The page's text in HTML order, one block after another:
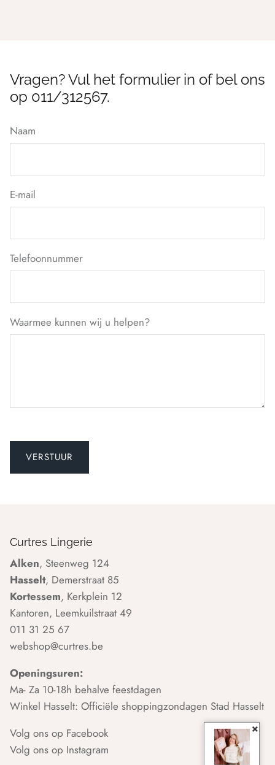
×
Vragen? Vul het formulier in of bel ons
op 011/312567.
Naam
E-mail
Telefoonnummer
Waarmee kunnen wij u helpen?
Curtres Lingerie
Alken, Steenweg 124
Hasselt, Demerstraat 85
Kortessem, Kerkplein 12
Kantoren, Leemkuilstraat 49
011 31 25 67
webshop@curtres.be
Openingsuren:
Ma- Za 10-18h behalve feestdagen
Winkel Hasselt: Officiële shoppingzondagen Stad Hasselt
Volg ons op Facebook
Volg ons op Instagram